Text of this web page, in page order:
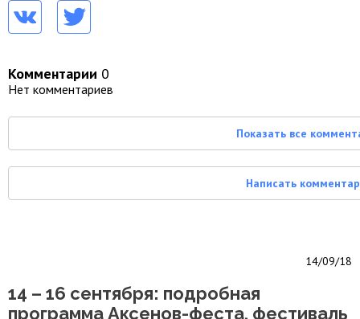
Комментарии 0
Нет комментариев
Показать все
Написать
14/09/18
14 – 16 сентября: подробная
программа Аксенов-феста, фестиваль